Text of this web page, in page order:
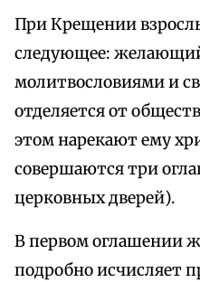
При Крещении
следующее:
молитвословиями и
отделяется от
этом нарекают ему
совершаются три
церковных дверей).
В первом оглашении
подробно исчисляет